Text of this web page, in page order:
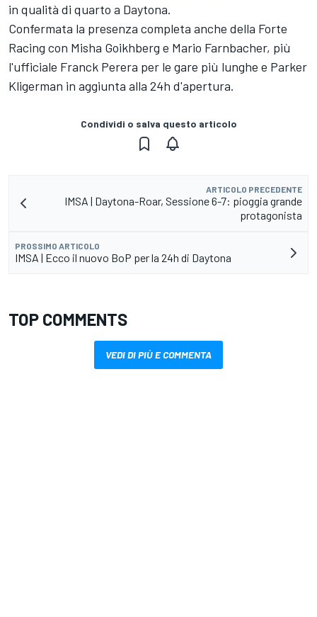
in qualità di quarto a Daytona.
Confermata la presenza completa anche della Forte
Racing con Misha Goikhberg e Mario Farnbacher, più
l'ufficiale Franck Perera per le gare più lunghe e Parker
Kligerman in aggiunta alla 24h d'apertura.
Condividi o salva questo articolo
ARTICOLO PRECEDENTE
IMSA | Daytona-Roar, Sessione 6-7: pioggia grande
protagonista
PROSSIMO ARTICOLO
IMSA | Ecco il nuovo BoP per la 24h di Daytona
TOP COMMENTS
VEDI DI PIÙ E COMMENTA